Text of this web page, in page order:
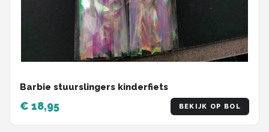
Barbie stuurslingers kinderfiets
€ 18,95 BEKIJK OP BOL